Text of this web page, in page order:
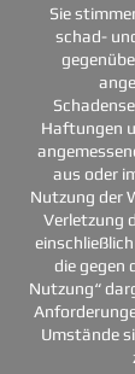
Sie
schad-
Haftungen
aus oder
Nutzung der
Verletzung
die gegen
Nutzung“
Umstände